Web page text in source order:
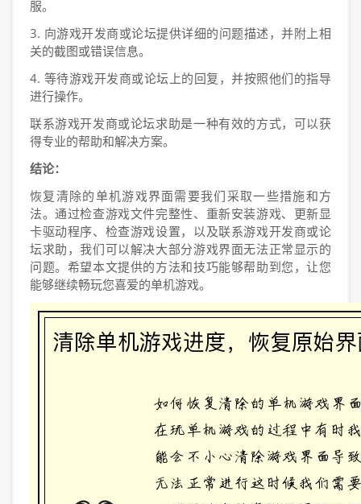
服。
3. 向游戏开发商或论坛提供详细的问题描述，并附上相
关的截图或错误信息。
4. 等待游戏开发商或论坛上的回复，并按照他们的指导
进行操作。
联系游戏开发商或论坛求助是一种有效的方式，可以获
得专业的帮助和解决方案。
结论：
恢复清除的单机游戏界面需要我们采取一些措施和方
法。通过检查游戏文件完整性、重新安装游戏、更新显
卡驱动程序、检查游戏设置，以及联系游戏开发商或论
坛求助，我们可以解决大部分游戏界面无法正常显示的
问题。希望本文提供的方法和技巧能够帮助到您，让您
能够继续畅玩您喜爱的单机游戏。